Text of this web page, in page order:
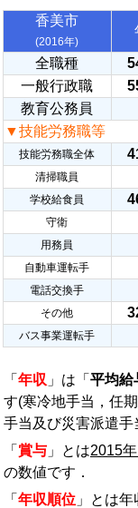
香美市
(2016年)
全職種
一般行政職
教育公務員
▼技能労務職等
技能労務職全体
清掃職員
学校給食員
守衛
用務員
自動車運転手
電話交換手
その他
バス事業運転手
「 年収 」は「 平均給
す(寒冷地手当，任
手当及び災害派遣手
「 賞与 」とは2015
の数値です．
「 年収順位 」とは